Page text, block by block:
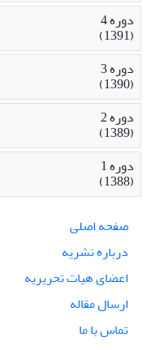
دوره 4
(1391)
دوره 3
(1390)
دوره 2
(1389)
دوره 1
(1388)
صفحه اصلی
درباره نشریه
اعضای هیات تحریریه
ارسال مقاله
تماس با ما